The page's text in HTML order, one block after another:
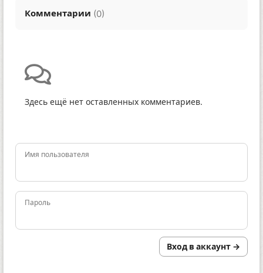
Комментарии (0)
Здесь ещё нет оставленных комментариев.
Имя пользователя
Пароль
Вход в аккаунт →